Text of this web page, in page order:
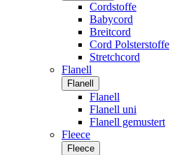
Cordstoffe
Babycord
Breitcord
Cord Polsterstoffe
Stretchcord
Flanell
Flanell
Flanell
Flanell uni
Flanell gemustert
Fleece
Fleece